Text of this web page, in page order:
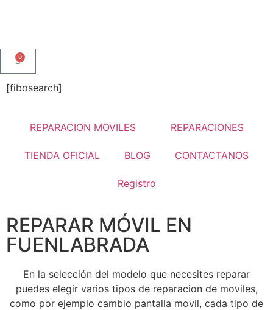
0
[fibosearch]
REPARACION MOVILES REPARACIONES
TIENDA OFICIAL BLOG CONTACTANOS
Registro
REPARAR MÓVIL EN
FUENLABRADA
En la selección del modelo que necesites reparar
puedes elegir varios tipos de reparacion de moviles,
como por ejemplo cambio pantalla movil, cada tipo de